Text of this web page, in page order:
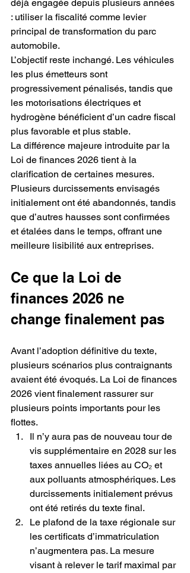
déjà engagée depuis plusieurs années
: utiliser la fiscalité comme levier
principal de transformation du parc
automobile.
L’objectif reste inchangé. Les véhicules
les plus émetteurs sont
progressivement pénalisés, tandis que
les motorisations électriques et
hydrogène bénéficient d’un cadre fiscal
plus favorable et plus stable.
La différence majeure introduite par la
Loi de finances 2026 tient à la
clarification de certaines mesures.
Plusieurs durcissements envisagés
initialement ont été abandonnés, tandis
que d’autres hausses sont confirmées
et étalées dans le temps, offrant une
meilleure lisibilité aux entreprises.
Ce que la Loi de
finances 2026 ne
change finalement pas
Avant l’adoption définitive du texte,
plusieurs scénarios plus contraignants
avaient été évoqués. La Loi de finances
2026 vient finalement rassurer sur
plusieurs points importants pour les
flottes.
Il n’y aura pas de nouveau tour de
vis supplémentaire en 2028 sur les
taxes annuelles liées au CO₂ et
aux polluants atmosphériques. Les
durcissements initialement prévus
ont été retirés du texte final.
Le plafond de la taxe régionale sur
les certificats d’immatriculation
n’augmentera pas. La mesure
visant à relever le tarif maximal par